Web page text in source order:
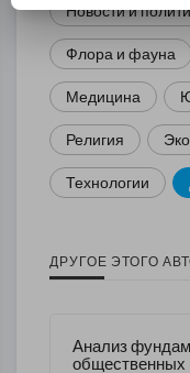
Новости и
Флора и фауна
Медицина
Религия
Технологии
ДРУГОЕ ЭТОГО
Анализ
общественных